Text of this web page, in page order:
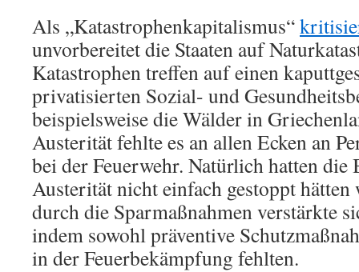
Als „Katastrophenkapitalismus“
unvorbereitet die Staaten auf
Katastrophen treffen auf einen
privatisierten Sozial- und
beispielsweise die Wälder in
Austerität fehlte es an allen Ecken an
bei der Feuerwehr. Natürlich hatten die
Austerität nicht einfach gestoppt hätten
durch die Sparmaßnahmen verstärkte
indem sowohl präventive
in der Feuerbekämpfung fehlten.